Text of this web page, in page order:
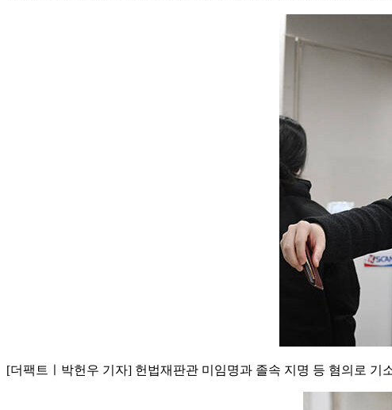
[더팩트ㅣ박헌우 기자] 헌법재판관 미임명과 졸속 지명 등 혐의로